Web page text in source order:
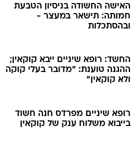
האישה החשודה בניסיון הטבעת
חמותה: תישאר במעצר -
ובהסתכלות
החשד: רופא שיניים ייבא קוקאין;
ההגנה טוענת: "מדובר בעלי קוקה
ולא קוקאין"
רופא שיניים מפרדס חנה חשוד
בייבוא משלוח ענק של קוקאין